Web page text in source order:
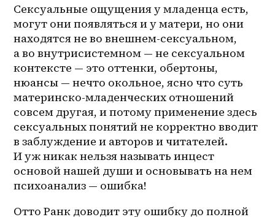
Сексуальные ощущения у младенца есть,
могут они появляться и у матери, но они
находятся не во внешнем-сексуальном,
а во внутрисистемном — не сексуальном
контексте — это оттенки, обертоны,
нюансы — нечто окольное, ясно что суть
материнско-младенческих отношений
совсем другая, и потому применение здесь
сексуальных понятий не корректно вводит
в заблуждение и авторов и читателей.
И уж никак нельзя называть инцест
основой нашей души и основывать на нем
психоанализ — ошибка!
Отто Ранк доводит эту ошибку до полной